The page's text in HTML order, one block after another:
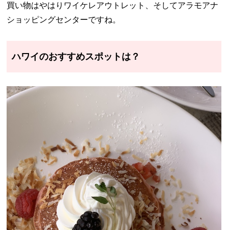
買い物はやはりワイケレアウトレット、そしてアラモアナ
ショッピングセンターですね。
ハワイのおすすめスポットは？